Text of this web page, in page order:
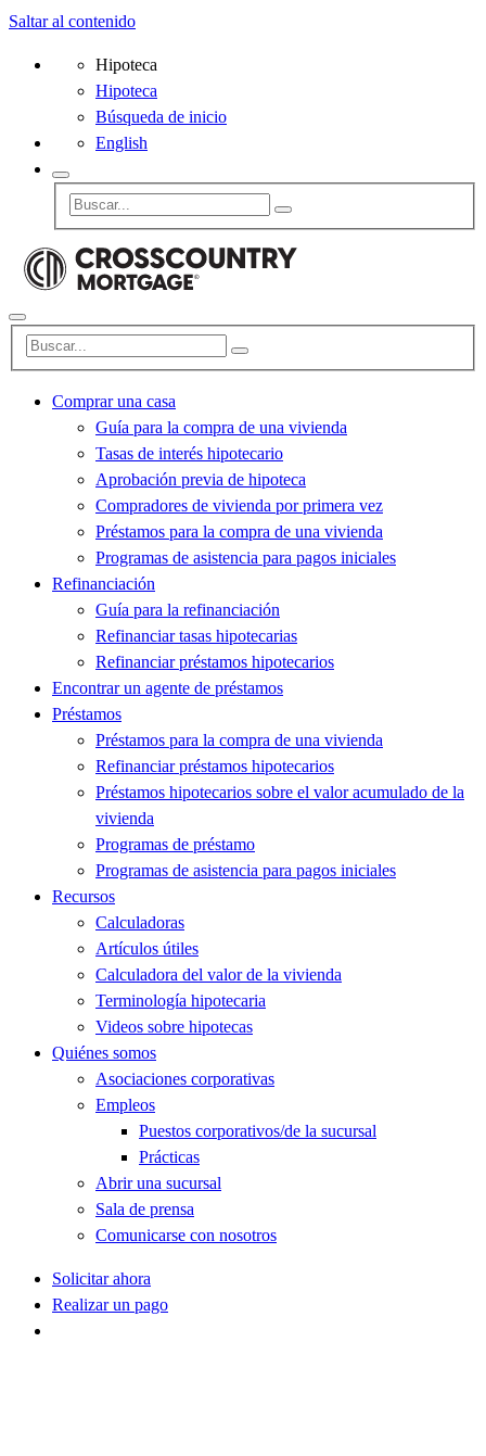
Saltar al contenido
Hipoteca
Hipoteca
Búsqueda de inicio
English
Comprar una casa
Guía para la compra de una vivienda
Tasas de interés hipotecario
Aprobación previa de hipoteca
Compradores de vivienda por primera vez
Préstamos para la compra de una vivienda
Programas de asistencia para pagos iniciales
Refinanciación
Guía para la refinanciación
Refinanciar tasas hipotecarias
Refinanciar préstamos hipotecarios
Encontrar un agente de préstamos
Préstamos
Préstamos para la compra de una vivienda
Refinanciar préstamos hipotecarios
Préstamos hipotecarios sobre el valor acumulado de la
vivienda
Programas de préstamo
Programas de asistencia para pagos iniciales
Recursos
Calculadoras
Artículos útiles
Calculadora del valor de la vivienda
Terminología hipotecaria
Videos sobre hipotecas
Quiénes somos
Asociaciones corporativas
Empleos
Puestos corporativos/de la sucursal
Prácticas
Abrir una sucursal
Sala de prensa
Comunicarse con nosotros
Solicitar ahora
Realizar un pago